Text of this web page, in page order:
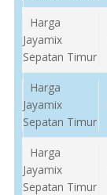
Harga
Jayamix
Sepatan Timur
Harga
Jayamix
Sepatan Timur
Harga
Jayamix
Sepatan Timur